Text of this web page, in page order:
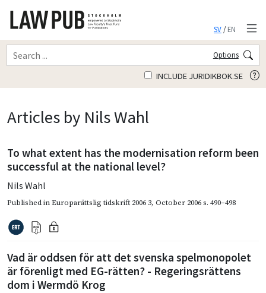
SV/EN
Options
INCLUDE JURIDIKBOK.SE
Articles by Nils Wahl
To what extent has the modernisation reform been
successful at the national level?
Nils Wahl
Published inEuroparättslig tidskrift 2006 3, October 2006s. 490–498
Vad är oddsen för att det svenska spelmonopolet
är förenligt med EG-rätten? - Regeringsrättens
dom i Wermdö Krog